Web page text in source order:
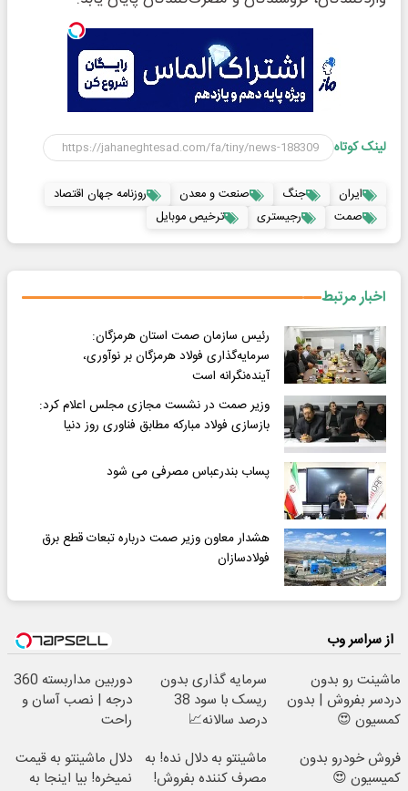
لینک کوتاه
ایران جنگ صنعت و معدن
روزنامه جهان اقتصاد
صمت
رجیستری ترخیص موبایل
اخبار مرتبط
رئیس سازمان صمت استان هرمزگان:
سرمایه‌گذاری فولاد هرمزگان بر نوآوری،
آینده‌نگرانه است
وزیر صمت در نشست مجازی مجلس اعلام کرد:
بازسازی فولاد مبارکه مطابق فناوری روز دنیا
پساب بندرعباس مصرفی می شود
هشدار معاون وزیر صمت درباره تبعات قطع برق
فولادسازان
از سراسر وب
ماشینت رو بدون
دردسر بفروش | بدون
کمسیون 😍
سرمایه گذاری بدون
ریسک با سود 38
درصد سالانه📈
دوربین مداربسته 360
درجه | نصب آسان و
راحت
فروش خودرو بدون
کمیسیون 😍
ماشینتو به دلال نده! به
مصرف کننده بفروش!
دلال ماشینتو به قیمت
نمیخره! بیا اینجا به